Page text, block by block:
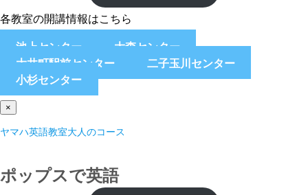
各教室の開講情報はこちら
池上センター
大森センター
大井町駅前センター
二子玉川センター
小杉センター
×
ヤマハ英語教室大人のコース
ポップスで英語